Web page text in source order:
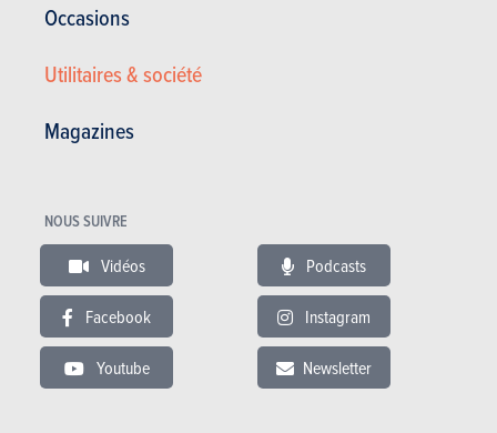
Occasions
Utilitaires & société
Magazines
NOUS SUIVRE
Vidéos Podcasts
Facebook Instagram
Youtube Newsletter
Le système d'infodivertissement est doté de l'interface de dernière
génération de VW. L'écran tactile mesure 10 pouces de série, mais un
écran de 13 pouces est proposé en option. Skoda améliore également